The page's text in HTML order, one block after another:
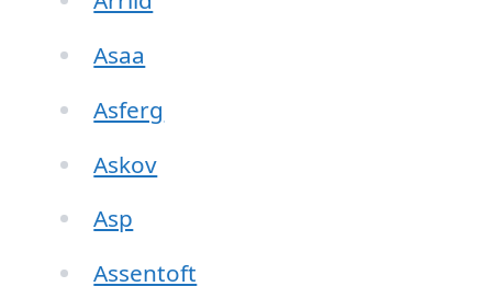
Asaa
Asferg
Askov
Asp
Assentoft